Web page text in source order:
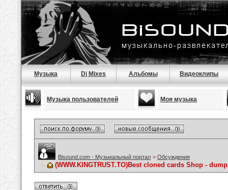
Музыка Dj Mixes Альбомы Видеоклипы
Музыка пользователей Моя музыка
Bisound.com - Музыкальный портал > Обсуждения
(WWW.KINGTRUST.TO)Best cloned cards Shop -